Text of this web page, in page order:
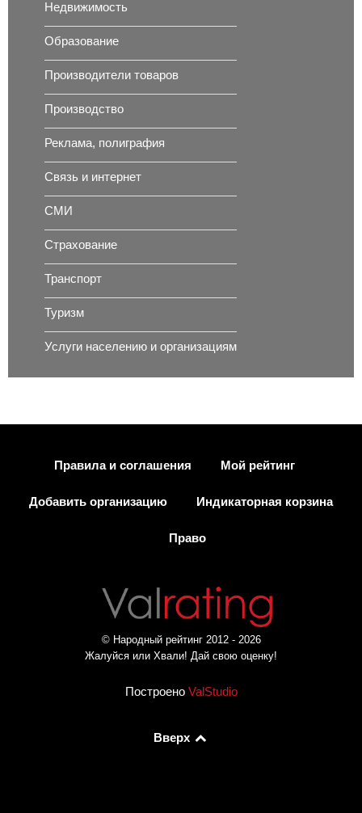
Недвижимость
Образование
Производители товаров
Производство
Реклама, полиграфия
Связь и интернет
СМИ
Страхование
Транспорт
Туризм
Услуги населению и организациям
Правила и соглашения Мой рейтинг
Добавить организацию Индикаторная корзина
Право
© Народный рейтинг 2012 - 2026
Жалуйся или Хвали! Дай свою оценку!
Построено ValStudio
Вверх